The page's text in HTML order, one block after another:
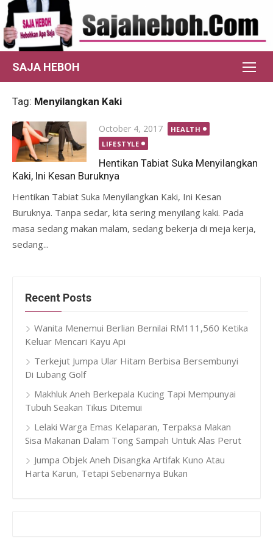
Skip
to
content
SAJA HEBOH
Tag: Menyilangkan Kaki
Posted
on
October 4, 2017
HEALTH
LIFESTYLE
Hentikan Tabiat Suka Menyilangkan
Kaki, Ini Kesan Buruknya
Hentikan Tabiat Suka Menyilangkan Kaki, Ini Kesan
Buruknya. Tanpa sedar, kita sering menyilang kaki. Pada
masa sedang makan malam, sedang bekerja di meja kerja,
sedang...
Recent Posts
Wanita Menemui Berlian Bernilai RM111,560 Ketika
Keluar Mencari Kayu Api
Terkejut Jumpa Ular Hitam Berbisa Bersembunyi
Di Lubang Golf
Makhluk Aneh Berkepala Kucing Tapi Mempunyai
Tubuh Seakan Tikus Ditemui
Lelaki Warga Emas Kelaparan, Terpaksa Makan
Sisa Makanan Dalam Tong Sampah Untuk Alas Perut
Jumpa Objek Aneh Disangka Artifak Kuno Atau
Harta Karun, Tetapi Sebenarnya Bukan